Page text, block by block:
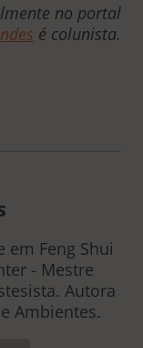
no portal
é colunista.
em Feng Shui
- Mestre
Autora
Ambientes.